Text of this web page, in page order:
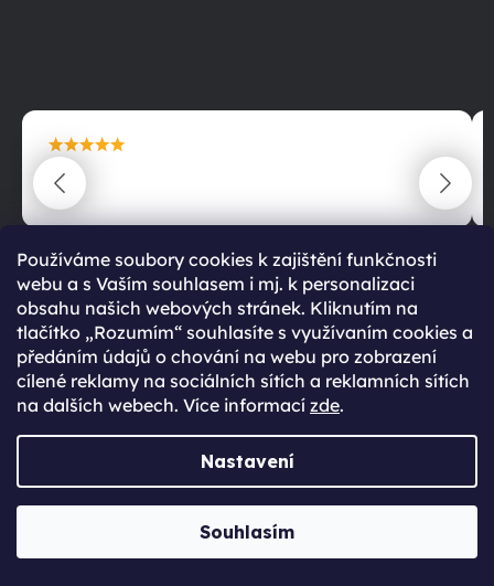
Používáme soubory cookies k zajištění funkčnosti
webu a s Vaším souhlasem i mj. k personalizaci
obsahu našich webových stránek. Kliknutím na
tlačítko „Rozumím“ souhlasíte s využívaním cookies a
předáním údajů o chování na webu pro zobrazení
cílené reklamy na sociálních sítích a reklamních sítích
na dalších webech. Více informací zde.
Nastavení
Souhlasím
maximální spokojenost
22.06.2025
RATING TITLE
99 %
RATING PARAGRAPH